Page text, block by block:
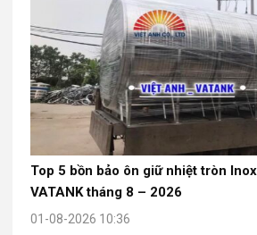
Top 5 bồn bảo ôn giữ nhiệt tròn
VATANK tháng 8 – 2026
01-08-2026 10:36